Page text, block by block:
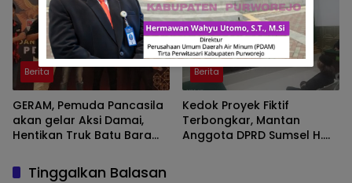
Berita
GERAM, Pemuda Pancasila
akan gelar Aksi Damai,
Hentikan Truk Batu Bara
Berita
Kedok Proyek Fiktif
Terbongkar, Mantan
Anggota DPRD Sumsel H.
Tinggalkan Balasan